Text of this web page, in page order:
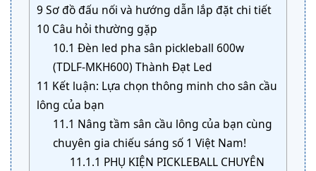
9 Sơ đồ đấu nối và hướng dẫn lắp đặt chi tiết
10 Câu hỏi thường gặp
10.1 Đèn led pha sân pickleball 600w
(TDLF-MKH600) Thành Đạt Led
11 Kết luận: Lựa chọn thông minh cho sân cầu
lông của bạn
11.1 Nâng tầm sân cầu lông của bạn cùng
chuyên gia chiếu sáng số 1 Việt Nam!
11.1.1 PHỤ KIỆN PICKLEBALL CHUYÊN